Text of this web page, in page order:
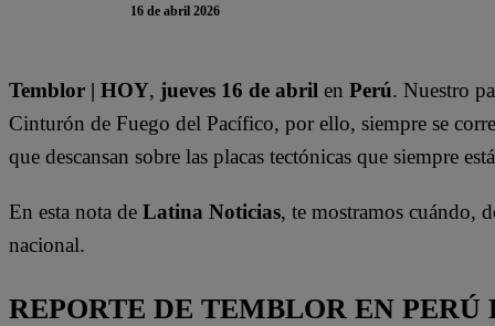
16 de abril 2026
Temblor | HOY, jueves 16 de abril en Perú. Nuestro
Cinturón de Fuego del Pacífico, por ello, siempre se
que descansan sobre las placas tectónicas que siempre
En esta nota de Latina Noticias, te mostramos cuándo,
nacional.
REPORTE DE TEMBLOR EN PERÚ